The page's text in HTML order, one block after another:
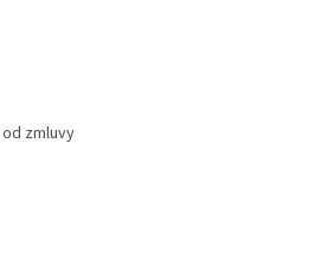
zmluvy